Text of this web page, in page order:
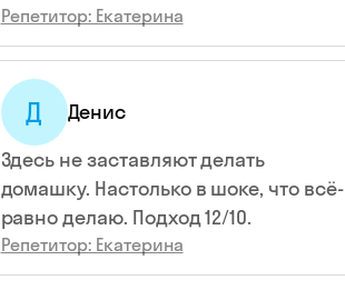
Репетитор: Екатерина
Д
Денис
Здесь не заставляют делать
домашку. Настолько в шоке, что всё-
равно делаю. Подход 12/10.
Репетитор: Екатерина